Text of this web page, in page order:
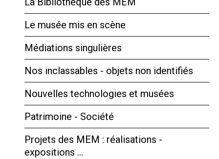
Le musée mis en scène
Médiations singulières
Nos inclassables - objets non identifiés
Nouvelles technologies et musées
Patrimoine - Société
Projets des MEM : réalisations -
expositions …